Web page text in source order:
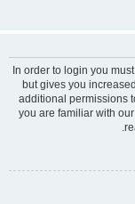
In order to login you
but gives you
additional permissions
you are familiar with